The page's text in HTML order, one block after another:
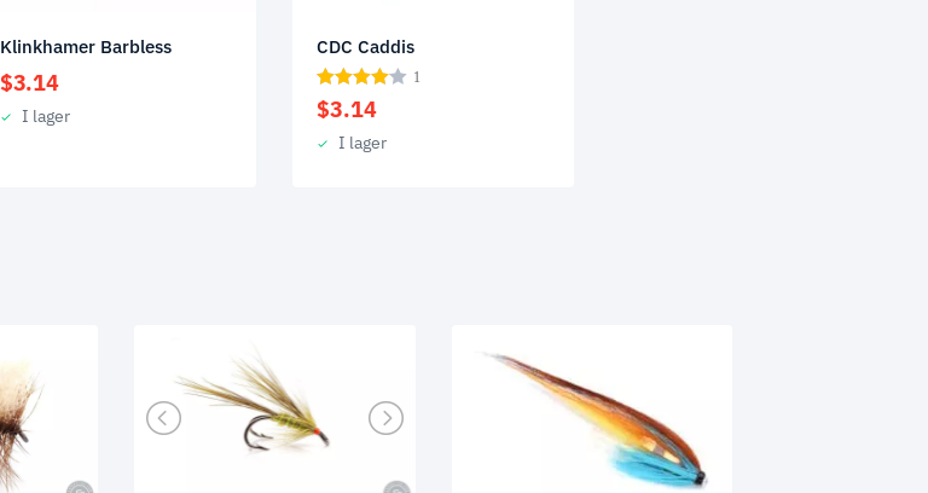
Klinkhamer Barbless
$3.14
I lager
CDC Caddis
1
$3.14
I lager